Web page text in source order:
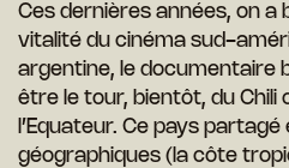
Ces dernières années, on a
vitalité du cinéma sud-
argentine, le documentaire
être le tour, bientôt, du Chili
l’Equateur. Ce pays
géographiques (la côte